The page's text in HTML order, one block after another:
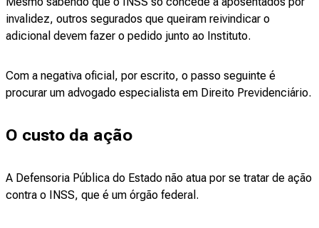
invalidez, outros segurados que queiram reivindicar o
adicional devem fazer o pedido junto ao Instituto.
Com a negativa oficial, por escrito, o passo seguinte é
procurar um advogado especialista em Direito Previdenciário.
O custo da ação
A Defensoria Pública do Estado não atua por se tratar de ação
contra o INSS, que é um órgão federal.